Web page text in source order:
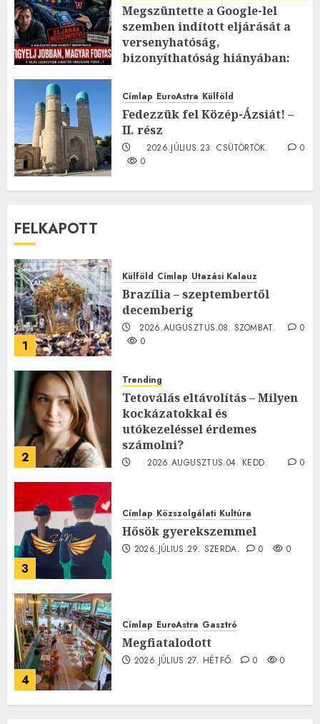
Megszüntette a Google-lel
szemben indított eljárását a
versenyhatóság,
bizonyíthatóság hiányában:
2026.JÚLIUS.23. CSÜTÖRTÖK.
0
Címlap EuroAstra Külföld
Fedezzük fel Közép-Ázsiát! –
II. rész
2026.JÚLIUS.23. CSÜTÖRTÖK.
0
0
FELKAPOTT
1
Külföld Címlap Utazási Kalauz
Brazília – szeptembertől
decemberig
2026.AUGUSZTUS.08. SZOMBAT.
0
0
2
Trending
Tetoválás eltávolítás – Milyen
kockázatokkal és
utókezeléssel érdemes
számolni?
2026.AUGUSZTUS.04. KEDD.
0
3
Címlap Közszolgálati Kultúra
Hősök gyerekszemmel
2026.JÚLIUS.29. SZERDA. 0 0
4
Címlap EuroAstra Gasztró
Megfiatalodott
2026.JÚLIUS.27. HÉTFŐ. 0 0